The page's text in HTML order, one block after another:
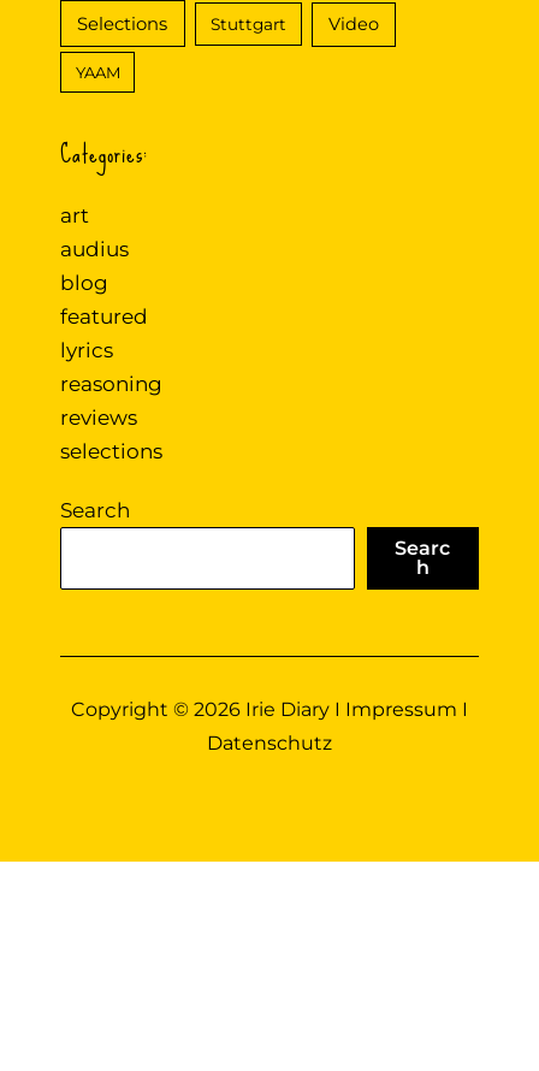
Selections Stuttgart Video
YAAM
Categories:
art
audius
blog
featured
lyrics
reasoning
reviews
selections
Search
Searc
h
Copyright © 2026 Irie Diary I Impressum I
Datenschutz